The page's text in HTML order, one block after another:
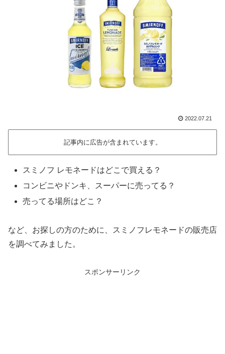
2022.07.21
記事内に広告が含まれています。
スミノフ レモネードはどこで買える？
コンビニやドンキ、スーパーに売ってる？
売ってる場所はどこ？
など、お探しの方のために、スミノフレモネードの販売店
を調べてみました。
スポンサーリンク